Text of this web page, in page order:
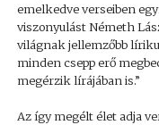
emelkedve verseiben
viszonyulást Németh
világnak jellemzőbb
minden csepp erő
megérzik lírájában is.”
Az így megélt élet adja